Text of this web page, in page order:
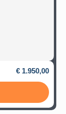
€ 1.950,00